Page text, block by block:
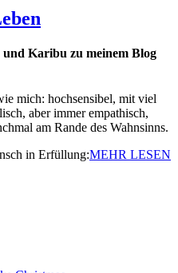
Karibu zu meinem Blog
mich: hochsensibel, mit viel
aber immer empathisch,
am Rande des Wahnsinns.
in Erfüllung:MEHR LESEN